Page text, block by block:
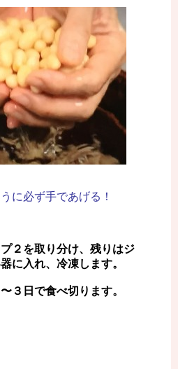
に必ず手であげる！
２を取り分け、残りはジ
に入れ、冷凍します。
３日で食べ切ります。